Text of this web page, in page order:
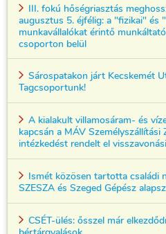
III. fokú hőségriasztás
augusztus 5. éjfélig: a "fizikai" és
munkavállalókat érintő
csoporton belül
Sárospatakon járt Kecskemét
Tagcsoportunk!
A kialakult villamosáram- és
kapcsán a MÁV Személyszállítási
intézkedést rendelt el
Ismét közösen tartotta családi
SZESZA és Szeged Gépész
CSÉT-ülés: ősszel már